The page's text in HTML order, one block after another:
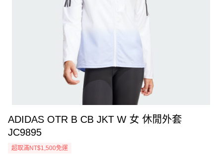
ADIDAS OTR B CB JKT W 女 休閒外套
JC9895
超取滿NT$1,500免運